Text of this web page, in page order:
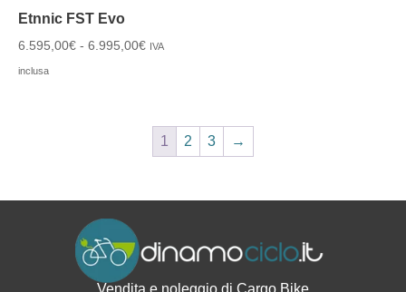
Etnnic FST Evo
6.595,00€ - 6.995,00€ IVA
inclusa
1 2 3 →